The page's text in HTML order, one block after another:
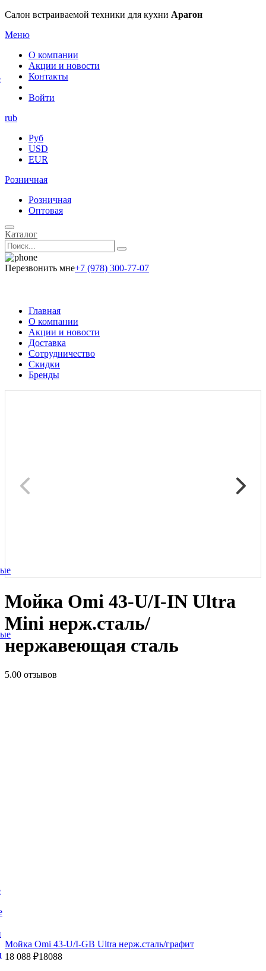
Салон встраиваемой техники для кухни Арагон
Меню
О компании
Акции и новости
Контакты
Войти
rub
Руб
USD
EUR
Розничная
Розничная
Оптовая
Каталог
Перезвонить мне+7 (978) 300-77-07
Главная
О компании
Акции и новости
Доставка
Сотрудничество
Скидки
Бренды
Мойка Omi 43-U/I-IN Ultra
Mini нерж.сталь/
нержавеющая сталь
5.00 отзывов
Мойка Omi 43-U/I-GB Ultra нерж.сталь/графит
18 088 ₽18088